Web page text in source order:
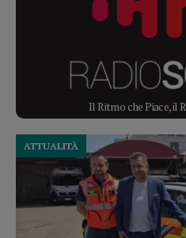
Il Ritmo che Piace, il
ATTUALITÀ